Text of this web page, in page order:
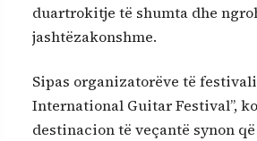
duartrokitje të shumta dhe
jashtëzakonshme.
Sipas organizatorëve të
International Guitar Festival”,
destinacion të veçantë synon